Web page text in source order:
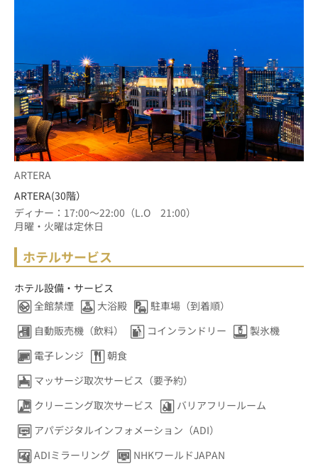
ARTERA
ARTERA(30階）
ディナー：17:00～22:00（L.O　21:00）
月曜・火曜は定休日
ホテルサービス
ホテル設備・サービス
全館禁煙
大浴殿
駐車場（到着順）
自動販売機（飲料）
コインランドリー
製氷機
電子レンジ
朝食
マッサージ取次サービス（要予約）
クリーニング取次サービス
バリアフリールーム
アパデジタルインフォメーション（ADI）
ADIミラーリング
NHKワールドJAPAN